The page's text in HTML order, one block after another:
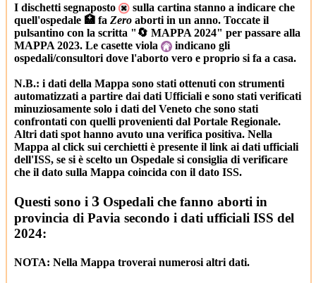
I dischetti segnaposto
sulla cartina stanno a indicare che
quell'ospedale 🏥 fa Zero aborti in un anno. Toccate il
pulsantino con la scritta "🔄 MAPPA 2024" per passare alla
MAPPA 2023. Le casette viola
indicano gli
ospedali/consultori dove l'aborto vero e proprio si fa a casa.
N.B.: i dati della Mappa sono stati ottenuti con strumenti
automatizzati a partire dai dati Ufficiali e sono stati verificati
minuziosamente solo i dati del Veneto che sono stati
confrontati con quelli provenienti dal Portale Regionale.
Altri dati spot hanno avuto una verifica positiva. Nella
Mappa al click sui cerchietti è presente il link ai dati ufficiali
dell'ISS, se si è scelto un Ospedale si consiglia di verificare
che il dato sulla Mappa coincida con il dato ISS.
Questi sono i 3 Ospedali che fanno aborti in
provincia di Pavia secondo i dati ufficiali ISS del
2024:
NOTA: Nella Mappa troverai numerosi altri dati.